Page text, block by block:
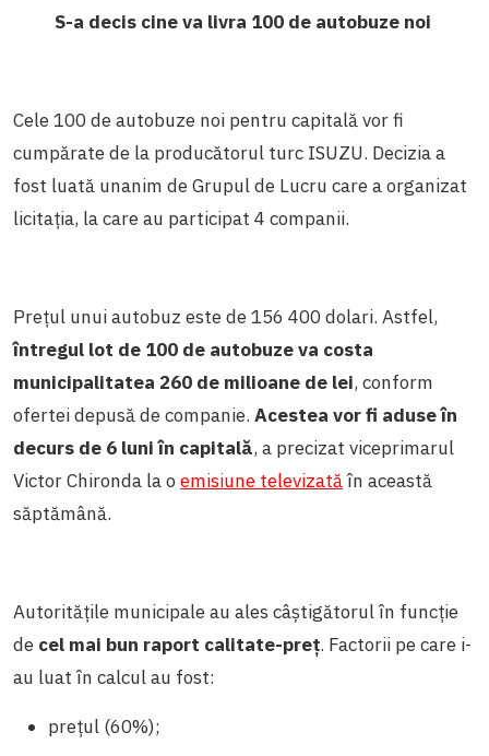
S-a decis cine va livra 100 de autobuze noi
Cele 100 de autobuze noi pentru capitală vor fi
cumpărate de la producătorul turc ISUZU. Decizia a
fost luată unanim de Grupul de Lucru care a organizat
licitația, la care au participat 4 companii.
Prețul unui autobuz este de 156 400 dolari. Astfel,
întregul lot de 100 de autobuze va costa
municipalitatea 260 de milioane de lei, conform
ofertei depusă de companie. Acestea vor fi aduse în
decurs de 6 luni în capitală, a precizat viceprimarul
Victor Chironda la oemisiune televizatăîn această
săptămână.
Autoritățile municipale au ales câștigătorul în funcție
de cel mai bun raport calitate-preț. Factorii pe care i-
au luat în calcul au fost:
prețul (60%);